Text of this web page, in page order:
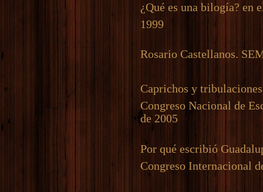
¿Qué es una bilogía?
1999
Rosario Castellanos.
Caprichos y
Congreso Nacional de
de 2005
Por qué escribió
Congreso Internacional